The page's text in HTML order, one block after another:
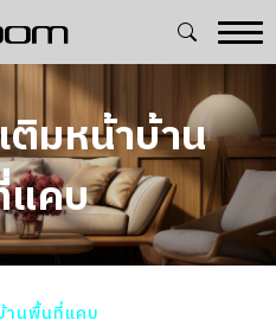
ติมหน้าบ้าน
คบ
านพื้นที่แคบ